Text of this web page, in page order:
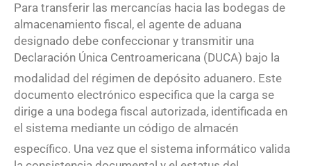
Para transferir las mercancías hacia las bodegas de
almacenamiento fiscal, el agente de aduana
designado debe confeccionar y transmitir una
Declaración Única Centroamericana (DUCA) bajo la
modalidad del régimen de depósito aduanero. Este
documento electrónico especifica que la carga se
dirige a una bodega fiscal autorizada, identificada en
el sistema mediante un código de almacén
específico. Una vez que el sistema informático valida